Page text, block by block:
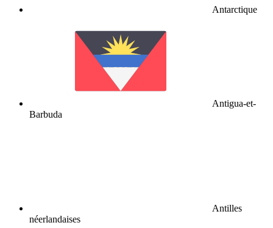
Antarctique
Antigua-et-
Barbuda
Antilles
néerlandaises